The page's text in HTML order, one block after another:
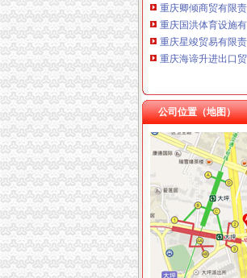
重庆国洪体育设施
重庆星竣贸易有限
重庆海谛升进出口
重庆奕欣锦诚商贸
重庆信同广告有限
重庆三虹房地产营
公司位置（地图）
工商动态
开县局重庆财务公
城口局全面启动“四
巫溪局重庆公司注
铜梁局重庆公司注
合川局重庆进出口